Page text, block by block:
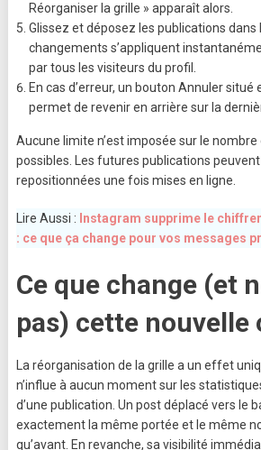
Réorganiser la grille » apparaît alors.
Glissez et déposez les publications dans
changements s’appliquent
par tous les visiteurs du profil.
En cas d’erreur, un bouton Annuler situé
permet de revenir en arrière sur la
Aucune limite n’est imposée sur le
possibles. Les futures publications
repositionnées une fois mises en ligne.
Lire Aussi : Instagram supprime le
: ce que ça change pour vos messages
Ce que change (et
pas) cette nouvelle
La réorganisation de la grille a un effet
n’influe à aucun moment sur les
d’une publication. Un post déplacé vers le
exactement la même portée et le même
qu’avant. En revanche, sa visibilité